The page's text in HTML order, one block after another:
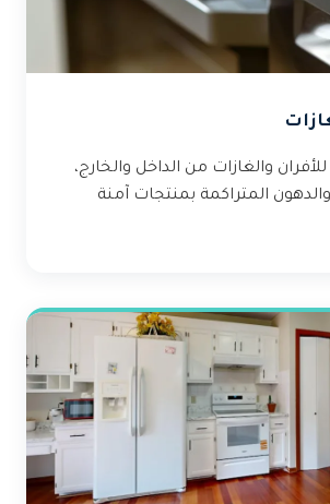
والغازات من الداخل والخارج،
المتراكمة بمنتجات آمنة